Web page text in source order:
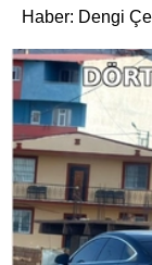
Haber: Dengi